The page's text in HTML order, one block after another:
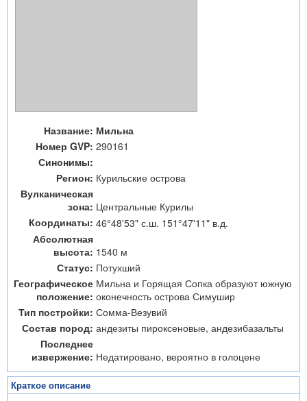
Название: Мильна
Номер GVP: 290161
Синонимы:
Регион: Курильские острова
Вулканическая
зона: Центральные Курилы
Координаты: 46°48'53" с.ш. 151°47'11" в.д.
Абсолютная
высота: 1540 м
Статус: Потухший
Географическое
положение:
Мильна и Горящая Сопка образуют южную
оконечность острова Симушир
Тип постройки: Сомма-Везувий
Состав пород: андезиты пироксеновые, андезибазальты
Последнее
извержение: Недатировано, вероятно в голоцене
Краткое описание